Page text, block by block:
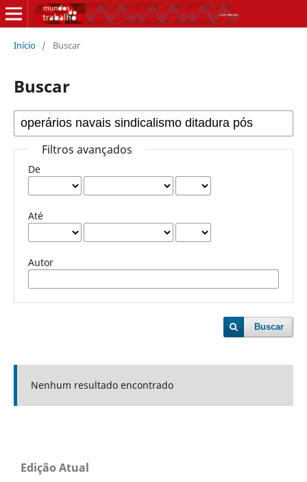
Início / Buscar
Buscar
Filtros avançados
De
Até
Autor
Buscar
Nenhum resultado encontrado
Edição Atual